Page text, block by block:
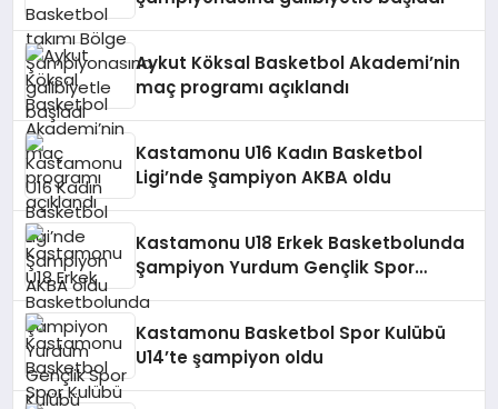
Aykut Köksal Basketbol Akademi’nin
maç programı açıklandı
Kastamonu U16 Kadın Basketbol
Ligi’nde Şampiyon AKBA oldu
Kastamonu U18 Erkek Basketbolunda
Şampiyon Yurdum Gençlik Spor
Kulübü
Kastamonu Basketbol Spor Kulübü
U14’te şampiyon oldu